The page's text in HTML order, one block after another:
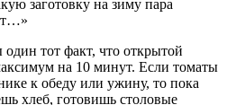
заготовку на зиму пара
тот факт, что открытой
на 10 минут. Если томаты
к обеду или ужину, то пока
хлеб, готовишь столовые